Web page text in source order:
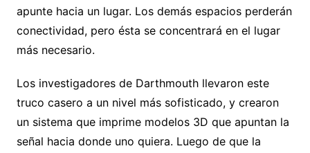
apunte hacia un lugar. Los demás espacios perderán
conectividad, pero ésta se concentrará en el lugar
más necesario.
Los investigadores de Darthmouth llevaron este
truco casero a un nivel más sofisticado, y crearon
un sistema que imprime modelos 3D que apuntan la
señal hacia donde uno quiera. Luego de que la